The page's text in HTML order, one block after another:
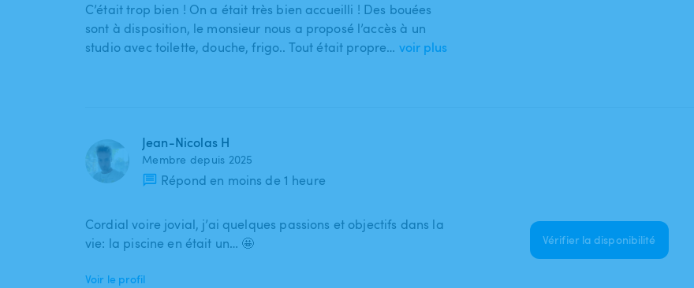
C’était trop bien ! On a était très bien accueilli ! Des bouées
sont à disposition, le monsieur nous a proposé l’accès à un
studio avec toilette, douche, frigo.. Tout était propre… voir plus
Jean-Nicolas H
Membre depuis 2025
Répond en moins de 1 heure
Cordial voire jovial, j’ai quelques passions et objectifs dans la
vie: la piscine en était un… 🤩
Voir le profil
Vérifier la disponibilité